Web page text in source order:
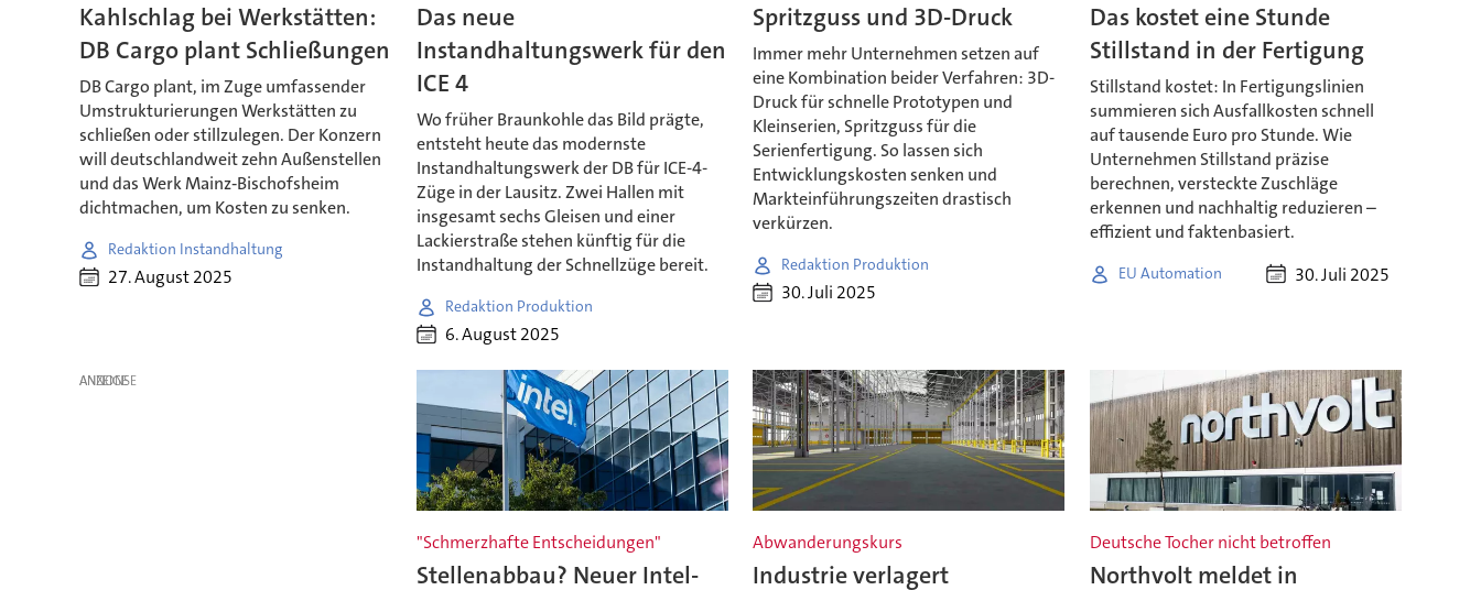
Kahlschlag bei Werkstätten:
DB Cargo plant Schließungen
DB Cargo plant, im Zuge umfassender
Umstrukturierungen Werkstätten zu
schließen oder stillzulegen. Der Konzern
will deutschlandweit zehn Außenstellen
und das Werk Mainz‑Bischofsheim
dichtmachen, um Kosten zu senken.
Redaktion Instandhaltung
27. August 2025
Das neue
Instandhaltungswerk für den
ICE 4
Wo früher Braunkohle das Bild prägte,
entsteht heute das modernste
Instandhaltungswerk der DB für ICE-4-
Züge in der Lausitz. Zwei Hallen mit
insgesamt sechs Gleisen und einer
Lackierstraße stehen künftig für die
Instandhaltung der Schnellzüge bereit.
Redaktion Produktion
6. August 2025
Spritzguss und 3D-Druck
Immer mehr Unternehmen setzen auf
eine Kombination beider Verfahren: 3D-
Druck für schnelle Prototypen und
Kleinserien, Spritzguss für die
Serienfertigung. So lassen sich
Entwicklungskosten senken und
Markteinführungszeiten drastisch
verkürzen.
Redaktion Produktion
30. Juli 2025
Das kostet eine Stunde
Stillstand in der Fertigung
Stillstand kostet: In Fertigungslinien
summieren sich Ausfallkosten schnell
auf tausende Euro pro Stunde. Wie
Unternehmen Stillstand präzise
berechnen, versteckte Zuschläge
erkennen und nachhaltig reduzieren –
effizient und faktenbasiert.
EU Automation 30. Juli 2025
ANZEIGE
"Schmerzhafte Entscheidungen"
Stellenabbau? Neuer Intel-
Abwanderungskurs
Industrie verlagert
Deutsche Tocher nicht betroffen
Northvolt meldet in